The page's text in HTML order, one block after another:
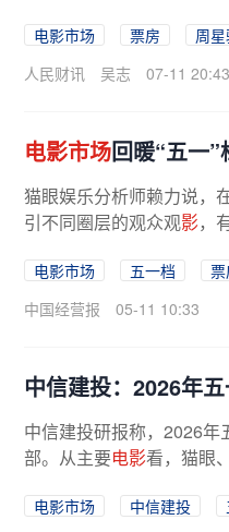
电影市场 票房
周
人民财讯
吴志 07-11 20:43
电影市场回暖“五一
猫眼娱乐分析师赖力说，
引不同圈层的观众观影，
电影市场 五一档
票
中国经营报
05-11 10:33
中信建投：2026年
中信建投研报称，2026
部。从主要电影看，猫眼
电影市场 中信建投